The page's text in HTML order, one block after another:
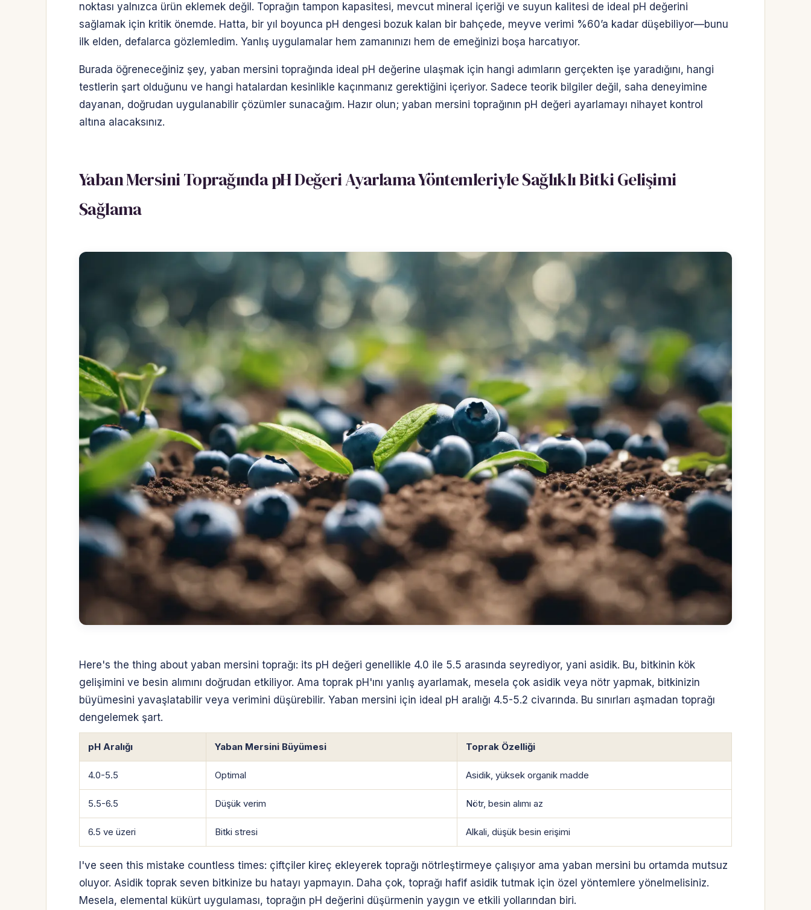
noktası yalnızca ürün eklemek değil. Toprağın tampon kapasitesi, mevcut mineral içeriği ve suyun kalitesi de ideal pH değerini
sağlamak için kritik önemde. Hatta, bir yıl boyunca pH dengesi bozuk kalan bir bahçede, meyve verimi %60’a kadar düşebiliyor—bunu
ilk elden, defalarca gözlemledim. Yanlış uygulamalar hem zamanınızı hem de emeğinizi boşa harcatıyor.
Burada öğreneceğiniz şey, yaban mersini toprağında ideal pH değerine ulaşmak için hangi adımların gerçekten işe yaradığını, hangi
testlerin şart olduğunu ve hangi hatalardan kesinlikle kaçınmanız gerektiğini içeriyor. Sadece teorik bilgiler değil, saha deneyimine
dayanan, doğrudan uygulanabilir çözümler sunacağım. Hazır olun; yaban mersini toprağının pH değeri ayarlamayı nihayet kontrol
altına alacaksınız.
Yaban Mersini Toprağında pH Değeri Ayarlama Yöntemleriyle Sağlıklı Bitki Gelişimi
Sağlama
Here's the thing about yaban mersini toprağı: its pH değeri genellikle 4.0 ile 5.5 arasında seyrediyor, yani asidik. Bu, bitkinin kök
gelişimini ve besin alımını doğrudan etkiliyor. Ama toprak pH'ını yanlış ayarlamak, mesela çok asidik veya nötr yapmak, bitkinizin
büyümesini yavaşlatabilir veya verimini düşürebilir. Yaban mersini için ideal pH aralığı 4.5-5.2 civarında. Bu sınırları aşmadan toprağı
dengelemek şart.
pH Aralığı Yaban Mersini Büyümesi Toprak Özelliği
4.0-5.5 Optimal Asidik, yüksek organik madde
5.5-6.5 Düşük verim Nötr, besin alımı az
6.5 ve üzeri Bitki stresi Alkali, düşük besin erişimi
I've seen this mistake countless times: çiftçiler kireç ekleyerek toprağı nötrleştirmeye çalışıyor ama yaban mersini bu ortamda mutsuz
oluyor. Asidik toprak seven bitkinize bu hatayı yapmayın. Daha çok, toprağı hafif asidik tutmak için özel yöntemlere yönelmelisiniz.
Mesela, elemental kükürt uygulaması, toprağın pH değerini düşürmenin yaygın ve etkili yollarından biri.